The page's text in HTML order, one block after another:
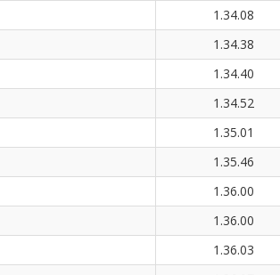
1.34.08
1.34.38
1.34.40
1.34.52
1.35.01
1.35.46
1.36.00
1.36.00
1.36.03